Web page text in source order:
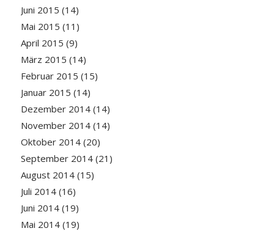
Juni 2015 (14)
Mai 2015 (11)
April 2015 (9)
März 2015 (14)
Februar 2015 (15)
Januar 2015 (14)
Dezember 2014(14)
November 2014(14)
Oktober 2014(20)
September 2014(21)
August 2014(15)
Juli 2014(16)
Juni 2014(19)
Mai 2014(19)